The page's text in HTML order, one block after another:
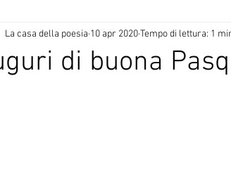
e Slammer Articoli Pubblicazioni
di buona
La casa della poesia 10 apr 2020Tempo di lettura: 1